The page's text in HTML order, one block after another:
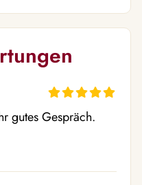
gutes Gespräch.